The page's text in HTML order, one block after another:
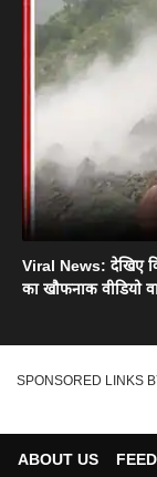
Viral News: देखिए
का खौफनाक वीडियो
SPONSORED LINKS
ABOUT US